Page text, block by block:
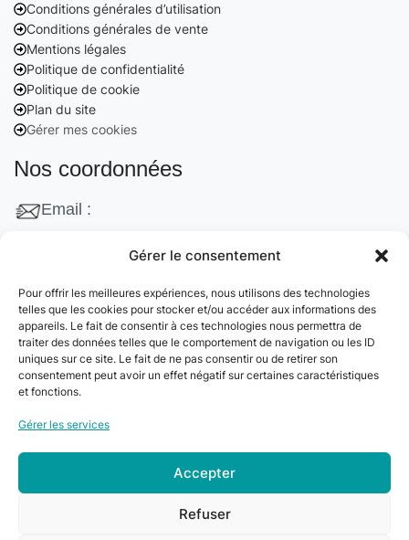
Gérer le consentement
Pour offrir les meilleures expériences, nous utilisons des technologies
telles que les cookies pour stocker et/ou accéder aux informations des
appareils. Le fait de consentir à ces technologies nous permettra de
traiter des données telles que le comportement de navigation ou les ID
uniques sur ce site. Le fait de ne pas consentir ou de retirer son
consentement peut avoir un effet négatif sur certaines caractéristiques
et fonctions.
Gérer les services
Accepter
Refuser
Conditions générales d’utilisation
Conditions générales de vente
Mentions légales
Politique de confidentialité
Politique de cookie
Plan du site
Gérer mes cookies
Nos coordonnées
Email :
132 Rue Edouard Vaillant, 95870 Bezons, France
Téléphone :
+33 06 22 09 56 53
+33 06 24 78 76 77
Clean&Go. Tous droits réservés –